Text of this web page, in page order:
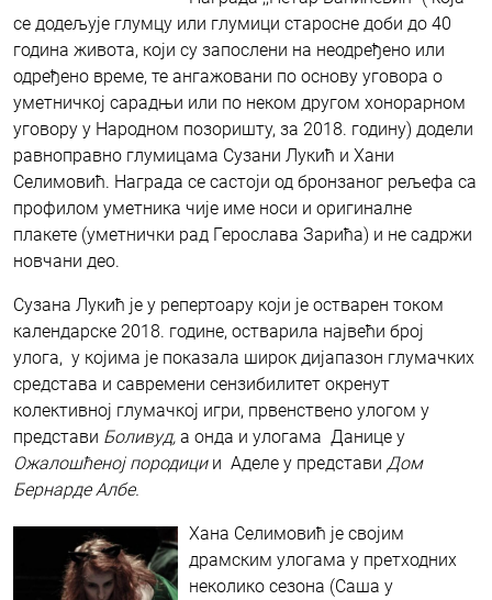
се додељује глумцу или глумици старосне доби до 40
година живота, који су запослени на неодређено или
одређено време, те ангажовани по основу уговора о
уметничкој сарадњи или по неком другом хонорарном
уговору у Народном позоришту, за 2018. годину) додели
равноправно глумицама Сузани Лукић и Хани
Селимовић. Награда се састоји од бронзаног рељефа са
профилом уметника чије име носи и оригиналне
плакете (уметнички рад Герослава Зарића) и не садржи
новчани део.
Сузана Лукић је у репертоару који је остварен током
календарске 2018. године, остварила највећи број
улога, у којима је показала широк дијапазон глумачких
средстава и савремени сензибилитет окренут
колективној глумачкој игри, првенствено улогом у
представи Боливуд, а онда и улогама Данице у
Ожалошћеној породици и Аделе у представи Дом
Бернарде Албе.
Хана Селимовић је својим
драмским улогама у претходних
неколико сезона (Саша у